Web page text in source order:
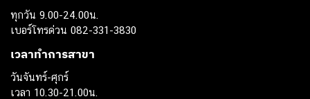
ทุกวัน 9.00-24.00น.
เบอร์โทรด่วน 082-331-3830
เวลาทำการสาขา
วันจันทร์-ศุกร์
เวลา 10.30-21.00น.